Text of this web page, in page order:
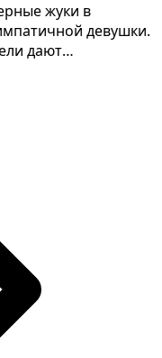
жуки в
девушки.
дают